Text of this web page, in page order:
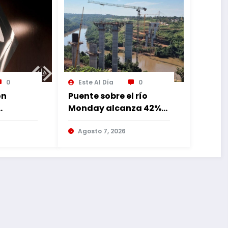
0 Este Al Día 0
Puente sobre el río
Monday alcanza 42%
de avance con
trabajos continuos
Agosto 7, 2026